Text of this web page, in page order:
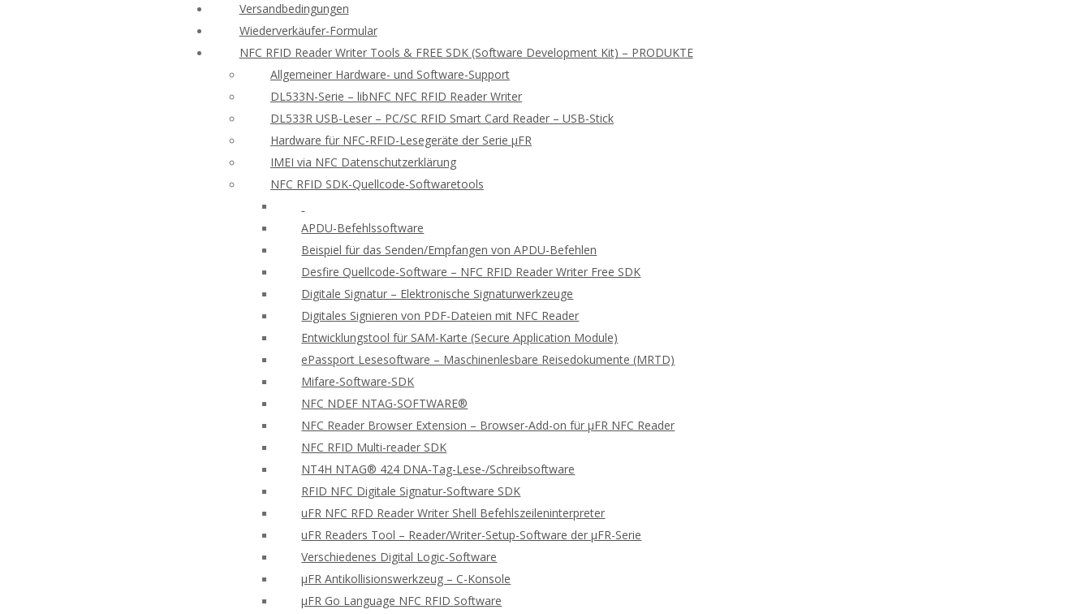
Versandbedingungen
Wiederverkäufer-Formular
NFC RFID Reader Writer Tools & FREE SDK (Software Development Kit) – PRODUKTE
Allgemeiner Hardware- und Software-Support
DL533N-Serie – libNFC NFC RFID Reader Writer
DL533R USB-Leser – PC/SC RFID Smart Card Reader – USB-Stick
Hardware für NFC-RFID-Lesegeräte der Serie μFR
IMEI via NFC Datenschutzerklärung
NFC RFID SDK-Quellcode-Softwaretools
APDU-Befehlssoftware
Beispiel für das Senden/Empfangen von APDU-Befehlen
Desfire Quellcode-Software – NFC RFID Reader Writer Free SDK
Digitale Signatur – Elektronische Signaturwerkzeuge
Digitales Signieren von PDF-Dateien mit NFC Reader
Entwicklungstool für SAM-Karte (Secure Application Module)
ePassport Lesesoftware – Maschinenlesbare Reisedokumente (MRTD)
Mifare-Software-SDK
NFC NDEF NTAG-SOFTWARE®
NFC Reader Browser Extension – Browser-Add-on für μFR NFC Reader
NFC RFID Multi-reader SDK
NT4H NTAG® 424 DNA-Tag-Lese-/Schreibsoftware
RFID NFC Digitale Signatur-Software SDK
uFR NFC RFD Reader Writer Shell Befehlszeileninterpreter
uFR Readers Tool – Reader/Writer-Setup-Software der μFR-Serie
Verschiedenes Digital Logic-Software
μFR Antikollisionswerkzeug – C-Konsole
μFR Go Language NFC RFID Software